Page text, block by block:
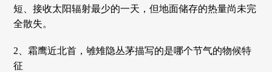
短、接收太阳辐射最少的一天，但地面储存的热量尚未完
全散失。
2、霜鹰近北首，雊雉隐丛茅描写的是哪个节气的物候特
征